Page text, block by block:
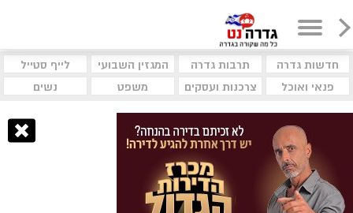
חדשות גדרה תרבות גדרה המגזין השבועי
לייף סטייל
פנאי ואוכל
צרכנות ועסקים משפט נשים